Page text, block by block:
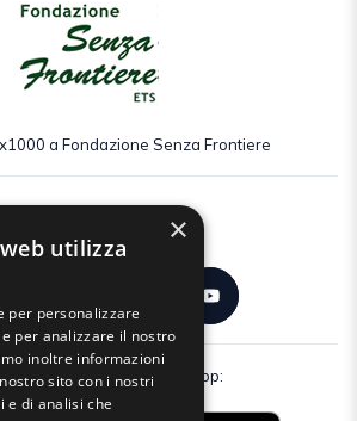
a Fondazione Senza Frontiere
gratuitamente la nostra app:
×
utilizza
per personalizzare
per analizzare il nostro
inoltre informazioni
sito con i nostri
e di analisi che